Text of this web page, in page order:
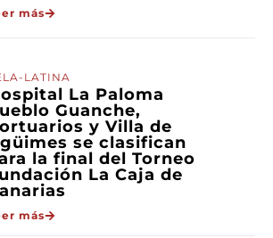
más
LATINA
La Paloma
Guanche,
y Villa de
se clasifican
la final del Torneo
La Caja de
más